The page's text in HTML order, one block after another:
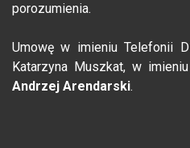
porozumienia.
Umowę w imieniu Telefonii
Katarzyna Muszkat, w
Andrzej Arendarski.